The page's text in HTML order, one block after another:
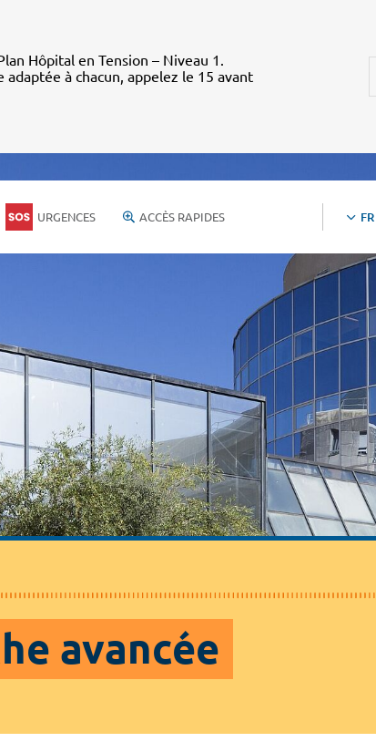
Hôpital en Tension – Niveau 1.
à chacun, appelez le 15 avant
URGENCES ACCÈS RAPIDES FR
avancée